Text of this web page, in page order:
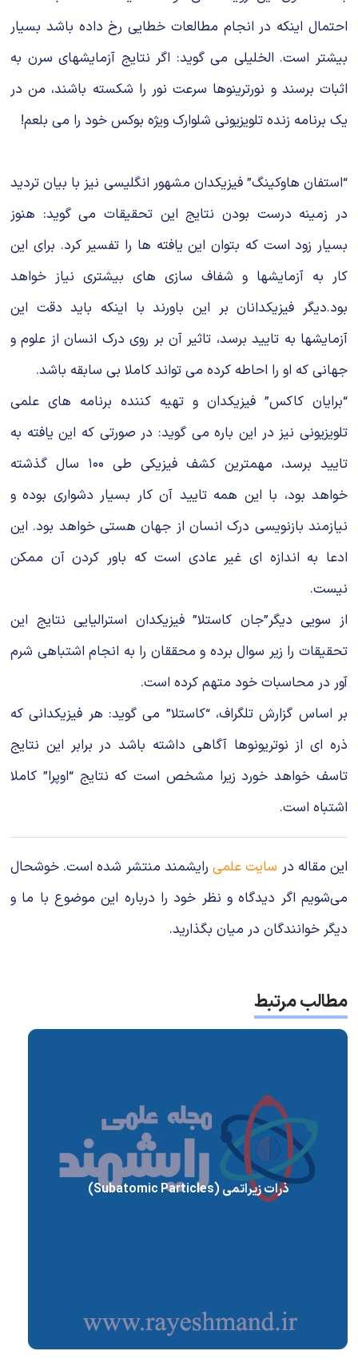
احتمال اینکه در انجام مطالعات خطایی رخ داده باشد بسیار
بیشتر است. الخلیلی می گوید: اگر نتایج آزمایشهای سرن به
اثبات برسند و نورترینوها سرعت نور را شکسته باشند، من در
یک برنامه زنده تلویزیونی شلوارک ویژه بوکس خود را می بلعم!
“استفان هاوکینگ” فیزیکدان مشهور انگلیسی نیز با بیان تردید
در زمینه درست بودن نتایج این تحقیقات می گوید: هنوز
بسیار زود است که بتوان این یافته ها را تفسیر کرد. برای این
کار به آزمایشها و شفاف سازی های بیشتری نیاز خواهد
بود.دیگر فیزیکدانان بر این باورند با اینکه باید دقت این
آزمایشها به تایید برسد، تاثیر آن بر روی درک انسان از علوم و
جهانی که او را احاطه کرده می تواند کاملا بی سابقه باشد.
“برایان کاکس” فیزیکدان و تهیه کننده برنامه های علمی
تلویزیونی نیز در این باره می گوید: در صورتی که این یافته به
تایید برسد، مهمترین کشف فیزیکی طی ۱۰۰ سال گذشته
خواهد بود، با این همه تایید آن کار بسیار دشواری بوده و
نیازمند بازنویسی درک انسان از جهان هستی خواهد بود. این
ادعا به اندازه ای غیر عادی است که باور کردن آن ممکن
نیست.
از سویی دیگر”جان کاستلا” فیزیکدان استرالیایی نتایج این
تحقیقات را زیر سوال برده و محققان را به انجام اشتباهی شرم
آور در محاسبات خود متهم کرده است.
بر اساس گزارش تلگراف، “کاستلا” می گوید: هر فیزیکدانی که
ذره ای از نوتریونوها آگاهی داشته باشد در برابر این نتایج
تاسف خواهد خورد زیرا مشخص است که نتایج “اوپرا” کاملا
اشتباه است.
این مقاله در سایت علمیرایشمند منتشر شده است. خوشحال
می‌شویم اگر دیدگاه و نظر خود را درباره این موضوع با ما و
دیگر خوانندگان در میان بگذارید.
مطالب مرتبط
ذرات زیراتمی (Subatomic Particles)